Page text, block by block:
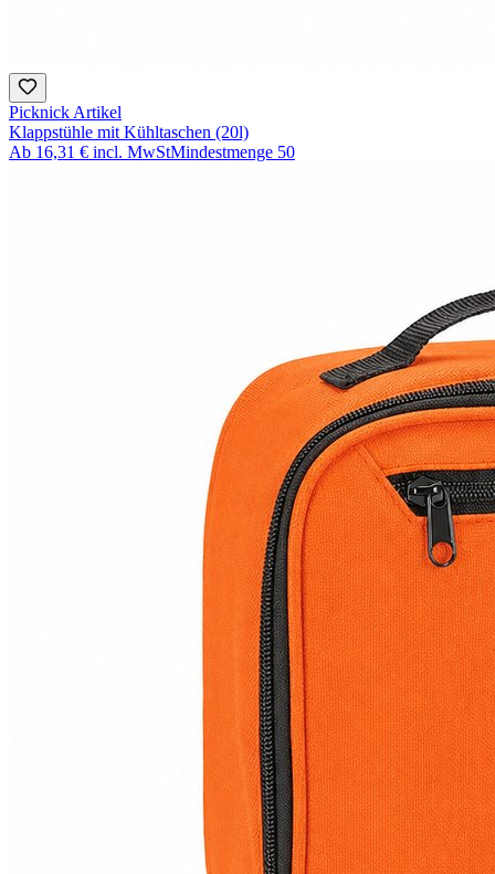
Picknick Artikel
Klappstühle mit Kühltaschen (20l)
Ab 16,31 € incl. MwStMindestmenge 50